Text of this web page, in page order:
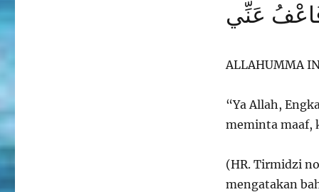
فَاعْفُ عَنِّي
ALLAHUMMA
“Ya Allah,
meminta maaf,
(HR. Tirmidzi
mengatakan